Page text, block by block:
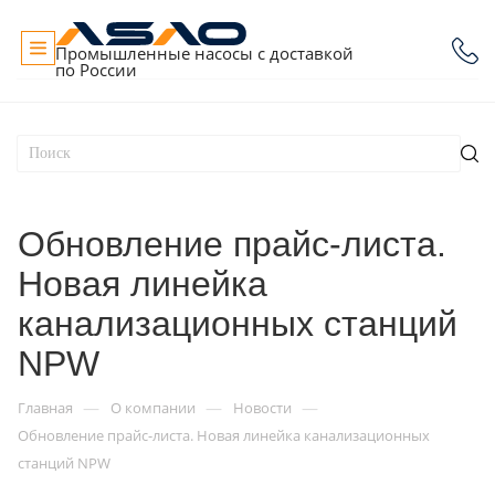
Промышленные насосы с доставкой
по России
Обновление прайс-листа.
Новая линейка
канализационных станций
NPW
Главная — О компании — Новости —
Обновление прайс-листа. Новая линейка канализационных
станций NPW